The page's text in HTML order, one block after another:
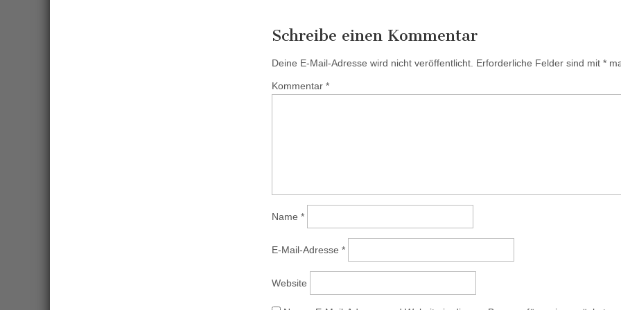
Schreibe einen Kommentar
Deine E-Mail-Adresse wird nicht veröffentlicht. Erforderliche Felder sind mit *
Kommentar *
Name *
E-Mail-Adresse *
Website